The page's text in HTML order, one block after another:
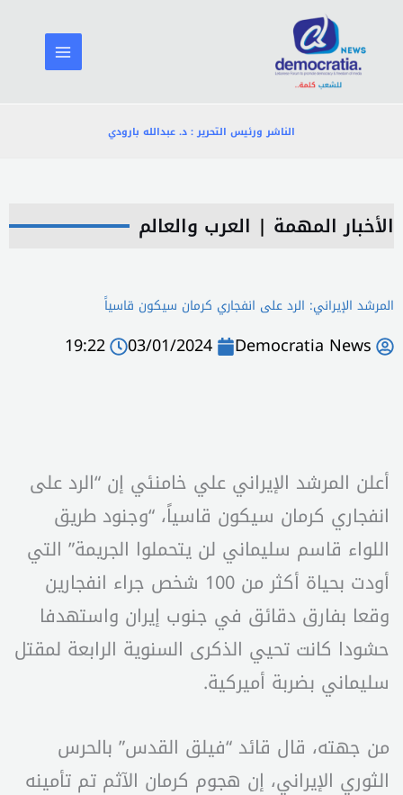
المحتوى
الناشر ورئيس التحرير : د. عبدالله بارودي
الأخبار المهمة | العرب والعالم
المرشد الإيراني: الرد على انفجاري كرمان سيكون قاسياً
Democratia News
03/01/2024
19:22
أعلن المرشد الإيراني علي خامنئي إن “الرد على
انفجاري كرمان سيكون قاسياً، “وجنود طريق
اللواء قاسم سليماني لن يتحملوا الجريمة” التي
أودت بحياة أكثر من 100 شخص جراء انفجارين
وقعا بفارق دقائق في جنوب إيران واستهدفا
حشودا كانت تحيي الذكرى السنوية الرابعة لمقتل
سليماني بضربة أميركية.
من جهته، قال قائد “فيلق القدس” بالحرس
الثوري الإيراني، إن هجوم كرمان الآثم تم تأمينه